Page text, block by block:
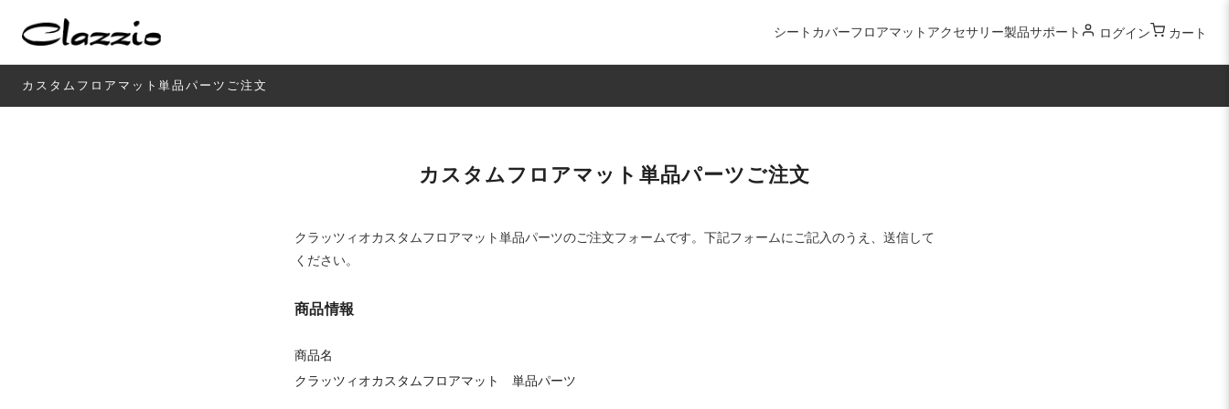
シートカバーフロアマット アクセサリー製品サポート ログイン カート
カスタムフロアマット単品パーツご注文
カスタムフロアマット単品パーツご注文
クラッツィオカスタムフロアマット単品パーツのご注文フォームです。下記フォームにご記入のうえ、送信して
ください。
商品情報
商品名
クラッツィオカスタムフロアマット 単品パーツ